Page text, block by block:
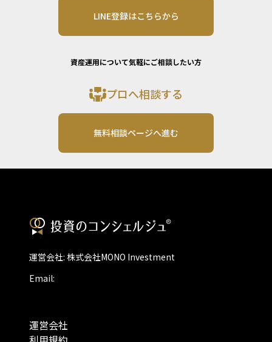
LINE登録はこちらから
資産運用について気軽にご相談したい方
プロへ相談する
無料相談ページへ進む
運営会社: 株式会社MONO Investment
Email:
運営会社